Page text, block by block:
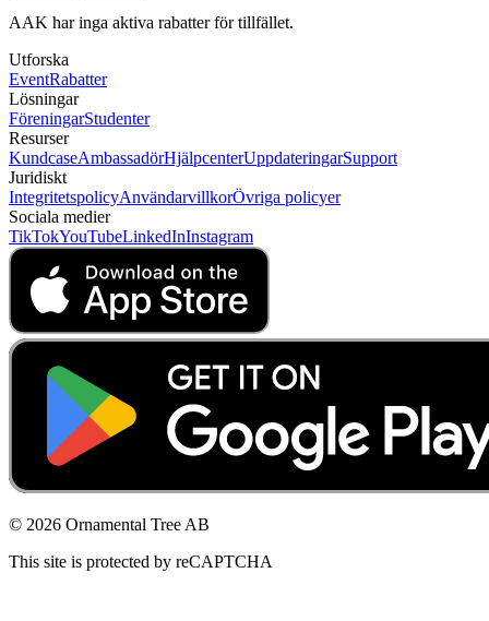
AAK har inga aktiva rabatter för tillfället.
Utforska
EventRabatter
Lösningar
FöreningarStudenter
Resurser
KundcaseAmbassadörHjälpcenterUppdateringarSupport
Juridiskt
IntegritetspolicyAnvändarvillkorÖvriga policyer
Sociala medier
TikTokYouTubeLinkedInInstagram
© 2026 Ornamental Tree AB
This site is protected by reCAPTCHA